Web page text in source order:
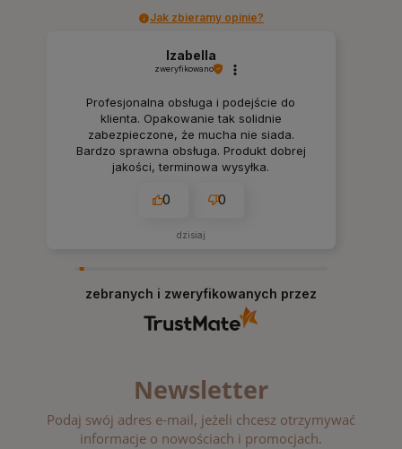
Jak zbieramy opinie?
Izabella
zweryfikowano
Profesjonalna obsługa i podejście do
klienta. Opakowanie tak solidnie
zabezpieczone, że mucha nie siada.
Bardzo sprawna obsługa. Produkt dobrej
jakości, terminowa wysyłka.
0 0
dzisiaj
zebranych i zweryfikowanych przez
Newsletter
Podaj swój adres e-mail, jeżeli chcesz otrzymywać
informacje o nowościach i promocjach.